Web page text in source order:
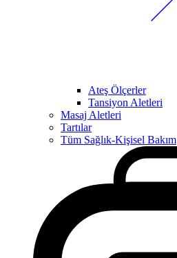
Ateş Ölçerler
Tansiyon Aletleri
Masaj Aletleri
Tartılar
Tüm Sağlık-Kişisel Bakım